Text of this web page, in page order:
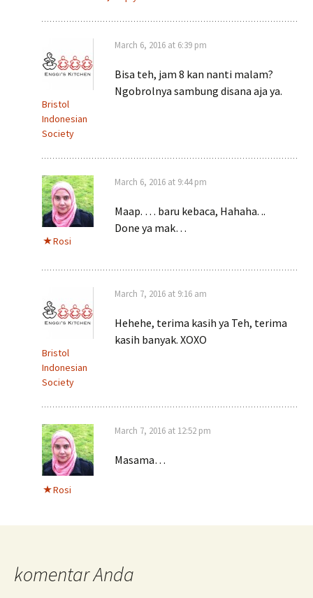
Bristol
Indonesian
Society
March 6, 2016 at 6:39 pm
Bisa teh, jam 8 kan nanti malam?
Ngobrolnya sambung disana aja ya.
Rosi
March 6, 2016 at 9:44 pm
Maap. … baru kebaca, Hahaha. ..
Done ya mak…
Bristol
Indonesian
Society
March 7, 2016 at 9:16 am
Hehehe, terima kasih ya Teh, terima
kasih banyak. XOXO
Rosi
March 7, 2016 at 12:52 pm
Masama…
komentar Anda